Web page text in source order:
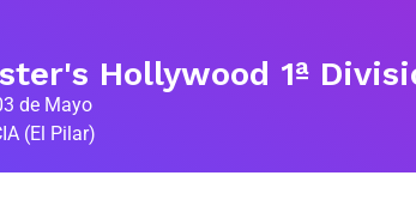
Hollywood 1ª
de Mayo
(El Pilar)